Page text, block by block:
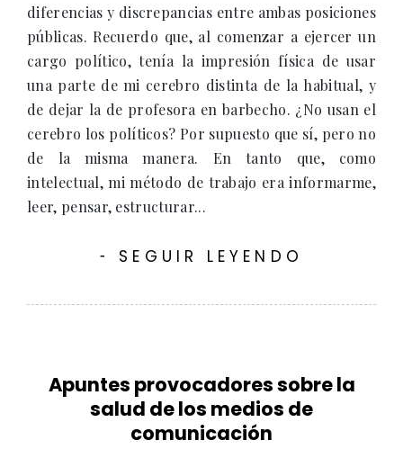
diferencias y discrepancias entre ambas posiciones
públicas. Recuerdo que, al comenzar a ejercer un
cargo político, tenía la impresión física de usar
una parte de mi cerebro distinta de la habitual, y
de dejar la de profesora en barbecho. ¿No usan el
cerebro los políticos? Por supuesto que sí, pero no
de la misma manera. En tanto que, como
intelectual, mi método de trabajo era informarme,
leer, pensar, estructurar...
- SEGUIR LEYENDO
Apuntes provocadores sobre la
salud de los medios de
comunicación